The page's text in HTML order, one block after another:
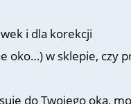
i dla korekcji
oko…) w sklepie, czy
do Twojego oka,